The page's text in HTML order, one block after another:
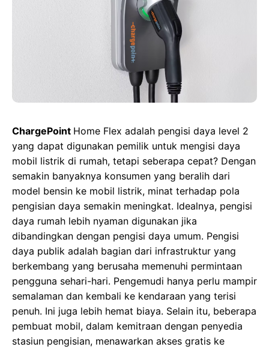
ChargePoint Home Flex adalah pengisi daya level 2
yang dapat digunakan pemilik untuk mengisi daya
mobil listrik di rumah, tetapi seberapa cepat? Dengan
semakin banyaknya konsumen yang beralih dari
model bensin ke mobil listrik, minat terhadap pola
pengisian daya semakin meningkat. Idealnya, pengisi
daya rumah lebih nyaman digunakan jika
dibandingkan dengan pengisi daya umum. Pengisi
daya publik adalah bagian dari infrastruktur yang
berkembang yang berusaha memenuhi permintaan
pengguna sehari-hari. Pengemudi hanya perlu mampir
semalaman dan kembali ke kendaraan yang terisi
penuh. Ini juga lebih hemat biaya. Selain itu, beberapa
pembuat mobil, dalam kemitraan dengan penyedia
stasiun pengisian, menawarkan akses gratis ke